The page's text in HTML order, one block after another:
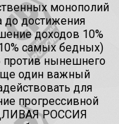
монополий
до достижения
доходов 10%
самых бедных)
против нынешнего
один важный
для
прогрессивной
РОССИЯ